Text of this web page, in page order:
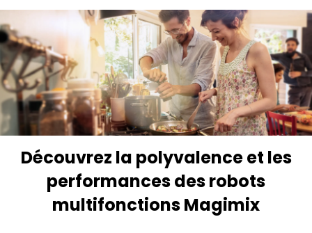
Découvrez la polyvalence et les
performances des robots
multifonctions Magimix